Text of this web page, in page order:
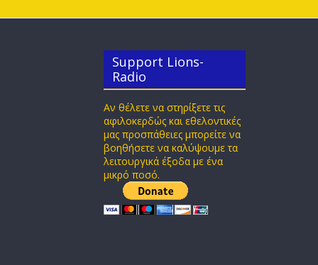
Support Lions-
Radio
Αν θέλετε να στηρίξετε τις
αφιλοκερδώς και εθελοντικές
μας προσπάθειες μπορείτε να
βοηθήσετε να καλύψουμε τα
λειτουργικά έξοδα με ένα
μικρό ποσό.